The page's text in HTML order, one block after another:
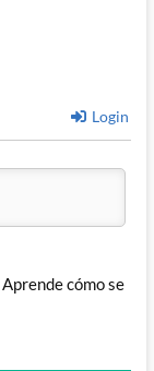
Login
Aprende cómo se